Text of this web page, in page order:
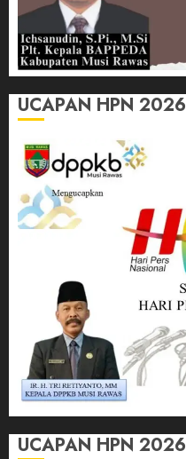
UCAPAN HPN 2026
UCAPAN HPN 2026